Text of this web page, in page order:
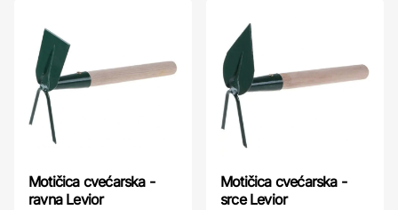
Motičica cvećarska -
ravna Levior
Motičica cvećarska -
srce Levior